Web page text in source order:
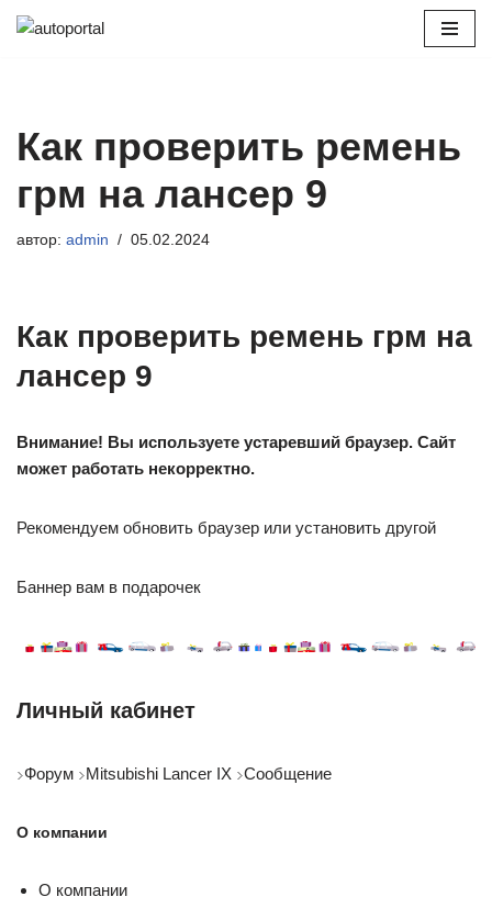
Как проверить ремень
грм на лансер 9
автор: admin 05.02.2024
Как проверить ремень грм на
лансер 9
Внимание! Вы используете устаревший браузер. Сайт
может работать некорректно.
Рекомендуем обновить браузер или установить другой
Баннер вам в подарочек
Личный кабинет
Форум Mitsubishi Lancer IX Сообщение
О компании
О компании